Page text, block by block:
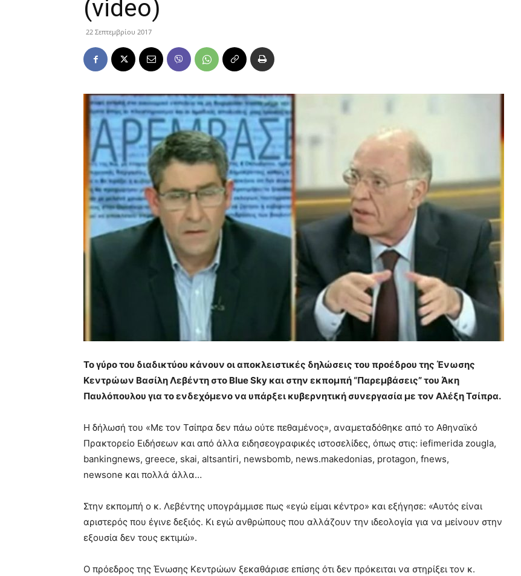
(video)
22 Σεπτεμβρίου 2017
Το γύρο του διαδικτύου κάνουν οι αποκλειστικές δηλώσεις του προέδρου της Ένωσης
Κεντρώων Βασίλη Λεβέντη στο Blue Sky και στην εκπομπή “Παρεμβάσεις” του Άκη
Παυλόπουλου για το ενδεχόμενο να υπάρξει κυβερνητική συνεργασία με τον Αλέξη Τσίπρα.
Η δήλωσή του «Με τον Τσίπρα δεν πάω ούτε πεθαμένος», αναμεταδόθηκε από το Αθηναϊκό
Πρακτορείο Ειδήσεων και από άλλα ειδησεογραφικές ιστοσελίδες, όπως στις: iefimerida zougla,
bankingnews, greece, skai, altsantiri, newsbomb, news.makedonias, protagon, fnews,
newsone και πολλά άλλα…
Στην εκπομπή ο κ. Λεβέντης υπογράμμισε πως «εγώ είμαι κέντρο» και εξήγησε: «Αυτός είναι
αριστερός που έγινε δεξιός. Κι εγώ ανθρώπους που αλλάζουν την ιδεολογία για να μείνουν στην
εξουσία δεν τους εκτιμώ».
Ο πρόεδρος της Ένωσης Κεντρώων ξεκαθάρισε επίσης ότι δεν πρόκειται να στηρίξει τον κ.